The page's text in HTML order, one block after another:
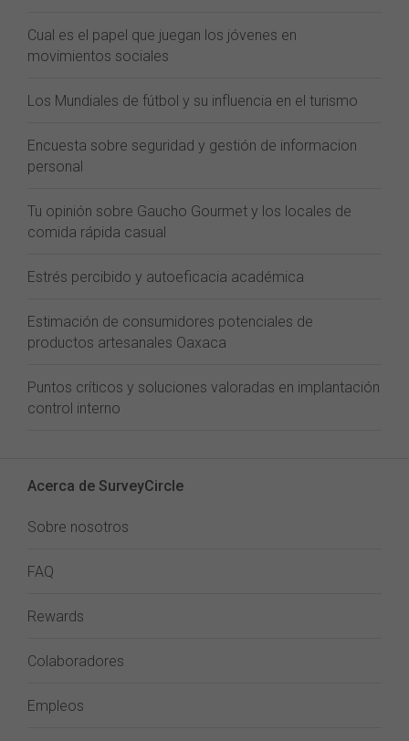
Cual es el papel que juegan los jóvenes en
movimientos sociales
Los Mundiales de fútbol y su influencia en el turismo
Encuesta sobre seguridad y gestión de informacion
personal
Tu opinión sobre Gaucho Gourmet y los locales de
comida rápida casual
Estrés percibido y autoeficacia académica
Estimación de consumidores potenciales de
productos artesanales Oaxaca
Puntos críticos y soluciones valoradas en implantación
control interno
Acerca de SurveyCircle
Sobre nosotros
FAQ
Rewards
Colaboradores
Empleos